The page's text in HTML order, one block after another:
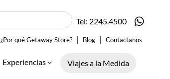
Tel: 2245.4500
¿Por qué Getaway Store? | Blog | Contactanos
Experiencias Viajes a la Medida